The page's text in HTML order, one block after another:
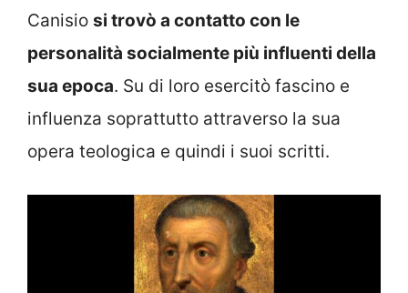
Canisio si trovò a contatto con le
personalità socialmente più influenti della
sua epoca. Su di loro esercitò fascino e
influenza soprattutto attraverso la sua
opera teologica e quindi i suoi scritti.